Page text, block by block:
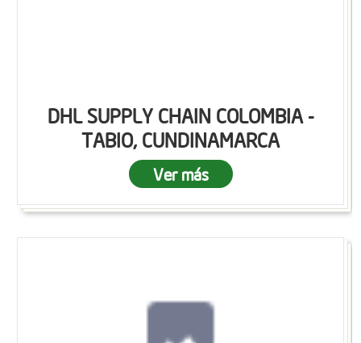
DHL SUPPLY CHAIN COLOMBIA -
TABIO, CUNDINAMARCA
Ver más